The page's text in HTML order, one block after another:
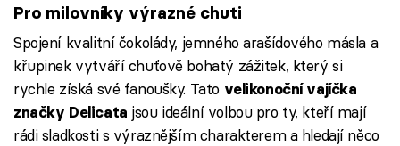
Pro milovníky výrazné chuti
Spojení kvalitní čokolády, jemného arašídového másla a
křupinek vytváří chuťově bohatý zážitek, který si
rychle získá své fanoušky. Tato velikonoční vajíčka
značky Delicata jsou ideální volbou pro ty, kteří mají
rádi sladkosti s výraznějším charakterem a hledají něco